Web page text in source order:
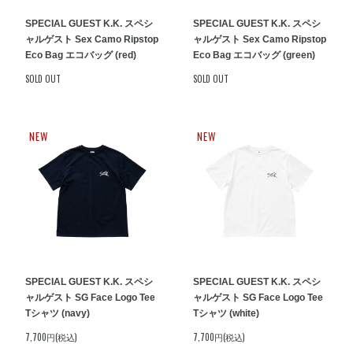
SPECIAL GUEST K.K. スペシ
ャルゲスト Sex Camo Ripstop
Eco Bag エコバッグ (red)
SOLD OUT
SPECIAL GUEST K.K. スペシ
ャルゲスト Sex Camo Ripstop
Eco Bag エコバッグ (green)
SOLD OUT
NEW
SPECIAL GUEST K.K. スペシ
ャルゲスト SG Face Logo Tee
Tシャツ (navy)
7,700円(税込)
NEW
SPECIAL GUEST K.K. スペシ
ャルゲスト SG Face Logo Tee
Tシャツ (white)
7,700円(税込)